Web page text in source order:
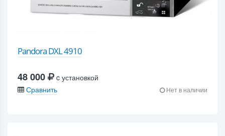
Pandora DXL 4910
48 000
c установкой
Сравнить
Нет в наличии